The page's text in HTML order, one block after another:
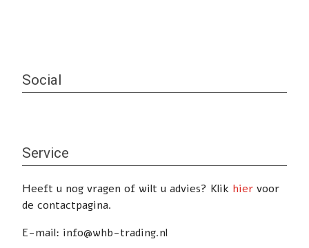
Social
Service
Heeft u nog vragen of wilt u advies? Klik hier voor
de contactpagina.
E-mail: info@whb-trading.nl